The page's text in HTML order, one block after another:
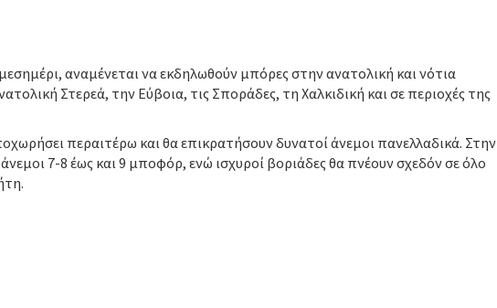
αναμένεται να εκδηλωθούν μπόρες στην ανατολική και νότια
Στερεά, την Εύβοια, τις Σποράδες, τη Χαλκιδική και σε περιοχές της
περαιτέρω και θα επικρατήσουν δυνατοί άνεμοι πανελλαδικά. Στην
7-8 έως και 9 μποφόρ, ενώ ισχυροί βοριάδες θα πνέουν σχεδόν σε όλο